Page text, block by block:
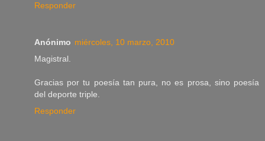
Responder
Anónimo miércoles, 10 marzo, 2010
Magistral.
Gracias por tu poesía tan pura, no es prosa, sino poesía
del deporte triple.
Responder